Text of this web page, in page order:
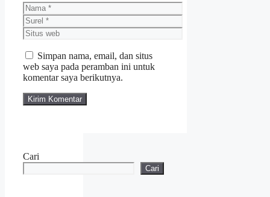
Nama
Surel
Situs
web
Simpan nama, email, dan situs
web saya pada peramban ini untuk
komentar saya berikutnya.
Cari
Cari